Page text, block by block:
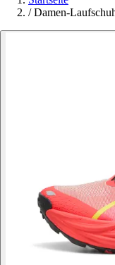
/ Damen-